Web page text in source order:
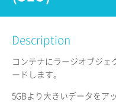
サービス一覧
サポート
Description
コンテナにラージオブジェ
ードします。
5GBより大きいデータをア